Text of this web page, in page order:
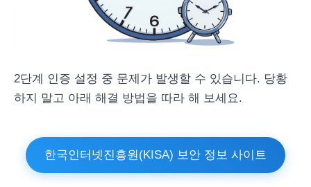
2단계 인증 설정 중 문제가 발생할 수 있습니다. 당황
하지 말고 아래 해결 방법을 따라 해 보세요.
한국인터넷진흥원(KISA) 보안 정보 사이트